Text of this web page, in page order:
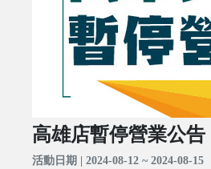
高雄店暫停營業公告
活動日期 | 2024-08-12 ~ 2024-08-15